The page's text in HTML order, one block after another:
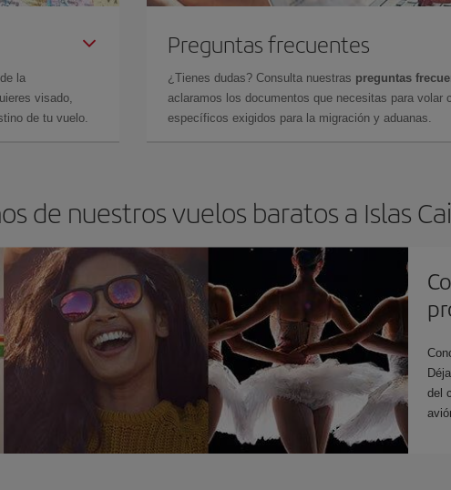
la
visado,
de tu vuelo.
Preguntas frecuentes
¿Tienes dudas? Consulta nuestras preguntas
aclaramos los documentos que necesitas para volar
específicos exigidos para la migración y aduanas.
de nuestros vuelos baratos a Islas
del